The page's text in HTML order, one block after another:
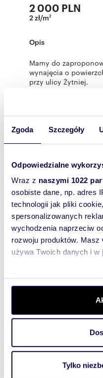
Zgoda Szczegóły
Odpowiedzialne
Wraz z naszymi 1022
osobiste dane, np. adres
technologii jak pliki
spersonalizowanych
wychodzenia naprzeciw
rozwoju produktów.
używa Twoich danych i w
dane są przetwarzane
. W
zmienić lub wycofać
Wykorzystujemy pliki
i reklam, aby oferować
korzystasz z naszej
Tylko
2 000 PLN
2 zł/m2
Opis
Mamy do
wynajęcia o
przy ulicy Żytniej.
Piłsudskiego.
Czynsz najmu 2000
Marta Kowalska
Agencja
dokłada starań, aby
ofert była rzetelnie
Należy jednak mieć
ogłoszeniu
wszystkim od
Oferta wysłana z
pod
Powierzchni
a całkowita:
1 000
Lokalizacja: